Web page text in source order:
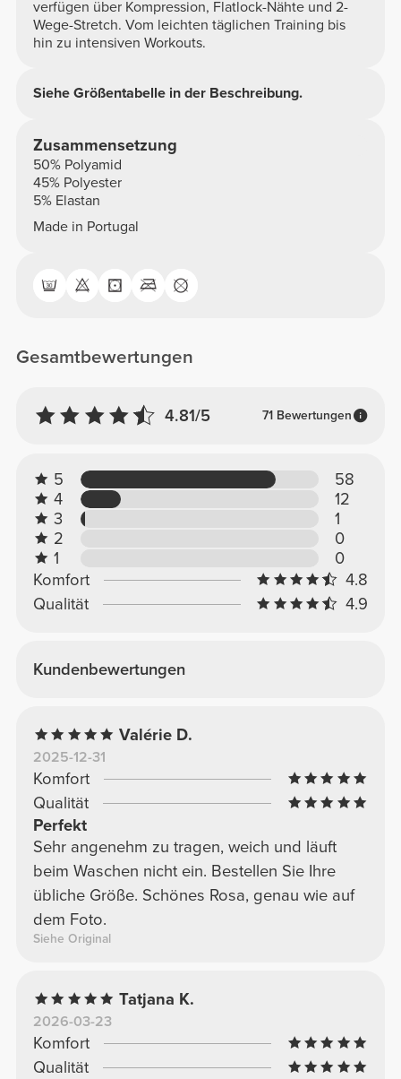
verfügen über Kompression, Flatlock-Nähte und 2-
Wege-Stretch. Vom leichten täglichen Training bis
hin zu intensiven Workouts.
Siehe Größentabelle in der Beschreibung.
Zusammensetzung
50% Polyamid
45% Polyester
5% Elastan
Made in Portugal
Gesamtbewertungen
4.81/5 71 Bewertungen
5
58
4
12
3
1
2
0
1
0
Komfort
4.8
Qualität
4.9
Kundenbewertungen
Valérie D.
2025-12-31
Komfort
Qualität
Perfekt
Sehr angenehm zu tragen, weich und läuft
beim Waschen nicht ein. Bestellen Sie Ihre
übliche Größe. Schönes Rosa, genau wie auf
dem Foto.
Siehe Original
Tatjana K.
2026-03-23
Komfort
Qualität